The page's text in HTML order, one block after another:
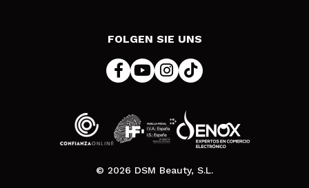
FOLGEN SIE UNS
© 2026 DSM Beauty, S.L.